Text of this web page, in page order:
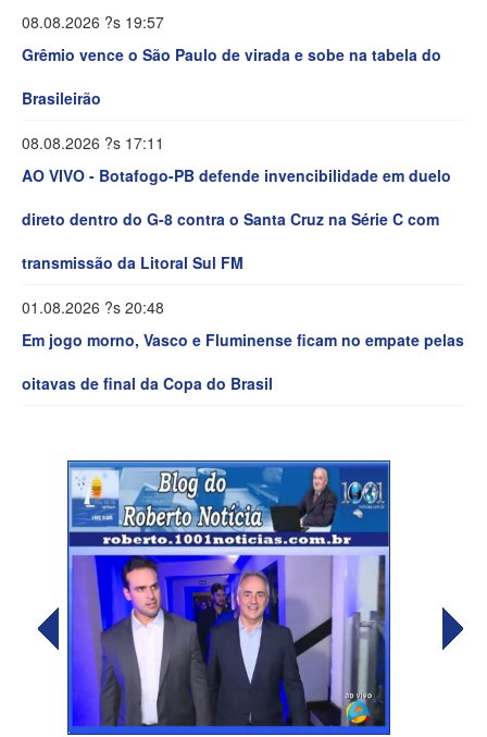
08.08.2026 ?s 19:57
Grêmio vence o São Paulo de virada e sobe na tabela do
Brasileirão
08.08.2026 ?s 17:11
AO VIVO - Botafogo-PB defende invencibilidade em duelo
direto dentro do G-8 contra o Santa Cruz na Série C com
transmissão da Litoral Sul FM
01.08.2026 ?s 20:48
Em jogo morno, Vasco e Fluminense ficam no empate pelas
oitavas de final da Copa do Brasil